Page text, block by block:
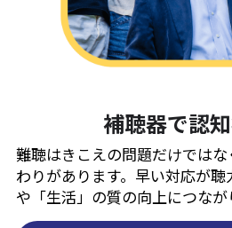
補聴器で認
難聴はきこえの問題だけでは
わりがあります。早い対応が聴
や「生活」の質の向上につなが